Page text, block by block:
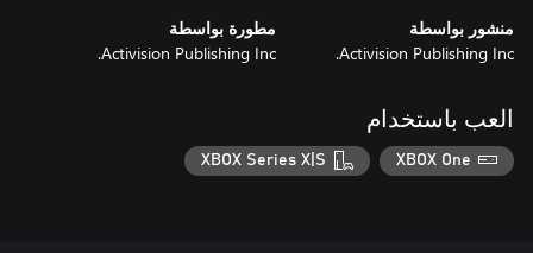
منشور بواسطة
Activision Publishing Inc.
مطورة بواسطة
Activision Publishing Inc.
العب باستخدام
XBOX One
XBOX Series X|S